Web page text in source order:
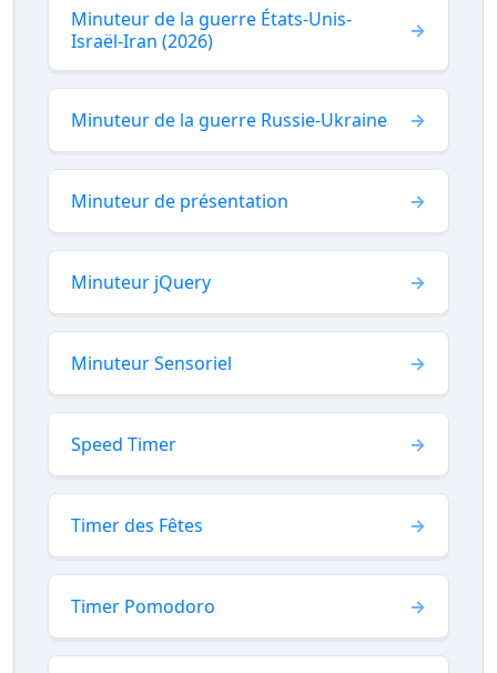
Minuteur de la guerre États-Unis-
Israël-Iran (2026)
Minuteur de la guerre Russie-Ukraine
Minuteur de présentation
Minuteur jQuery
Minuteur Sensoriel
Speed Timer
Timer des Fêtes
Timer Pomodoro